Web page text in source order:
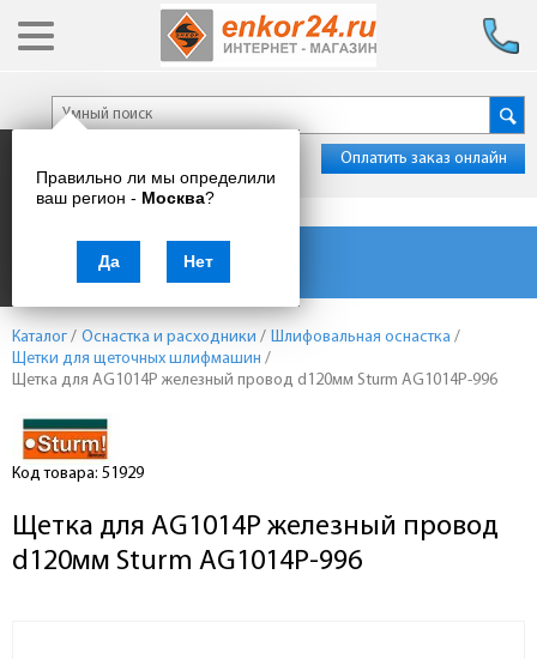
Правильно ли мы определили
ваш регион - Москва?
Да Нет
Оплатить заказ онлайн
Каталог товаров
Каталог / Оснастка и расходники / Шлифовальная оснастка /
Щетки для щеточных шлифмашин /
Щетка для AG1014P железный провод d120мм Sturm AG1014P-996
Код товара: 51929
Щетка для AG1014P железный провод
d120мм Sturm AG1014P-996